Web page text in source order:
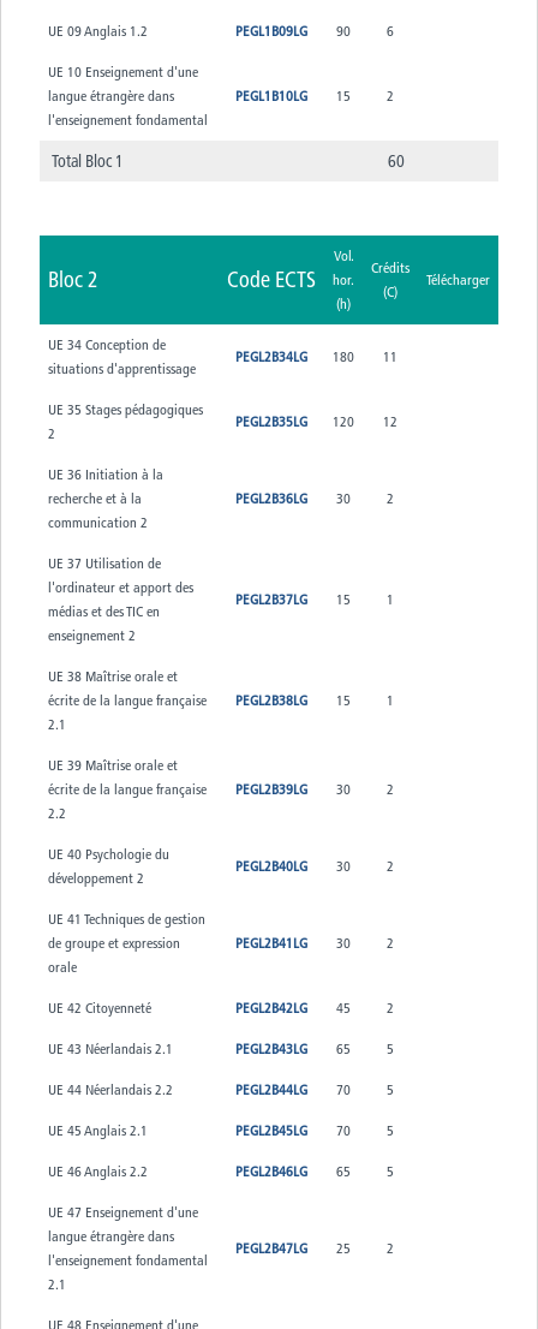
UE 09 Anglais 1.2 PEGL1B09LG 90 6
UE 10 Enseignement d'une
langue étrangère dans
l'enseignement fondamental
PEGL1B10LG 15 2
Total Bloc 1 60
Bloc 2 Code ECTS
Vol.
hor.
(h)
Crédits
(C)
Télécharger
UE 34 Conception de
situations d'apprentissage
PEGL2B34LG 180 11
UE 35 Stages pédagogiques
2
PEGL2B35LG 120 12
UE 36 Initiation à la
recherche et à la
communication 2
PEGL2B36LG 30 2
UE 37 Utilisation de
l'ordinateur et apport des
médias et des TIC en
enseignement 2
PEGL2B37LG 15 1
UE 38 Maîtrise orale et
écrite de la langue française
2.1
PEGL2B38LG 15 1
UE 39 Maîtrise orale et
écrite de la langue française
2.2
PEGL2B39LG 30 2
UE 40 Psychologie du
développement 2
PEGL2B40LG 30 2
UE 41 Techniques de gestion
de groupe et expression
orale
PEGL2B41LG 30 2
UE 42 Citoyenneté PEGL2B42LG 45 2
UE 43 Néerlandais 2.1 PEGL2B43LG 65 5
UE 44 Néerlandais 2.2 PEGL2B44LG 70 5
UE 45 Anglais 2.1 PEGL2B45LG 70 5
UE 46 Anglais 2.2 PEGL2B46LG 65 5
UE 47 Enseignement d'une
langue étrangère dans
l'enseignement fondamental
2.1
PEGL2B47LG 25 2
UE 48 Enseignement d'une